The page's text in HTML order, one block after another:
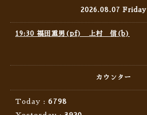
2026.08.07 Friday
19:30 福田重男(pf) 上村 信(b)
カウンター
Today : 6798